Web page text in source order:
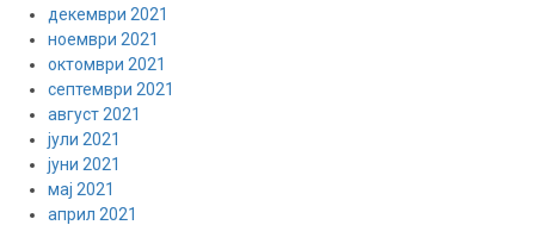
декември 2021
ноември 2021
октомври 2021
септември 2021
август 2021
јули 2021
јуни 2021
мај 2021
април 2021